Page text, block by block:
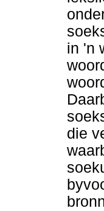
in 'n
die